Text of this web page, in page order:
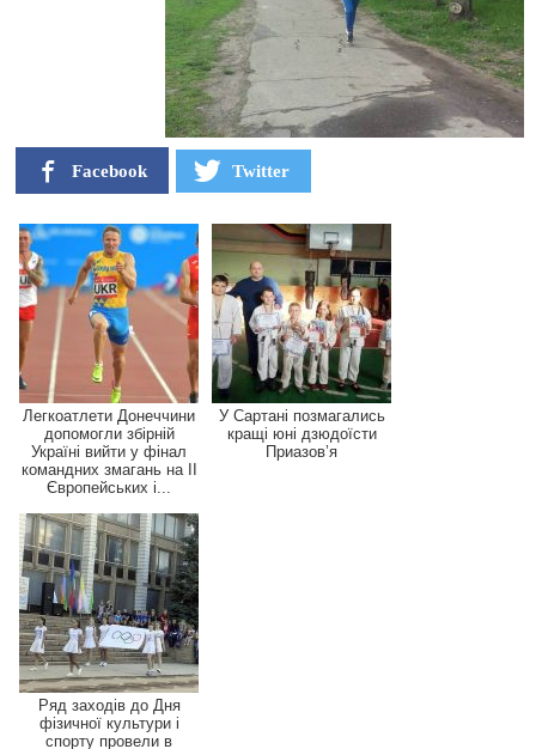
Facebook Twitter
Легкоатлети Донеччини
допомогли збірній
Україні вийти у фінал
командних змагань на ІІ
Європейських і...
У Сартані позмагались
кращі юні дзюдоїсти
Приазов’я
Ряд заходів до Дня
фізичної культури і
спорту провели в